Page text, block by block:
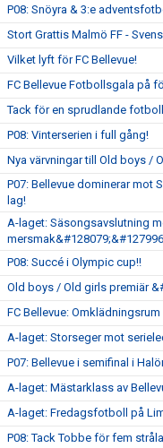
P08: Snöyra & 3:e
Stort Grattis Malmö FF -
Vilket lyft för FC Bellevue!
FC Bellevue Fotbollsgala på
Tack för en sprudlande
P08: Vinterserien i full gång!
Nya värvningar till Old boys /
P07: Bellevue dominerar mot
lag!
A-laget: Säsongsavslutning
P08: Succé i Olympic cup!!
Old boys / Old girls premiär
FC Bellevue:
A-laget: Storseger mot
P07: Bellevue i semifinal i
A-laget: Mästarklass av
A-laget: Fredagsfotboll på
P08: Tack Tobbe för fem